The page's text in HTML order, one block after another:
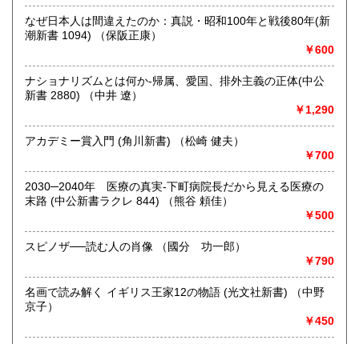
定休日：年中無休
書籍の買取について
不死鳥BOOKSでは、書籍だけでなくCD、DVD、レコード、
ゲーム、おもちゃ、骨董品まであらゆるものの買い取りがで
きます。店主が、日本全国買取にお伺いいたします。お気軽
取り扱い分野
国書、サブカルチャー、古書一般（その他）
オールジャンル
なぜ日本人は間違えたのか：真説・昭和100年と戦後80年(新
潮新書 1094) （保阪正康）
￥600
ナショナリズムとは何か-帰属、愛国、排外主義の正体(中公
新書 2880) （中井 遼）
￥1,290
アカデミー賞入門 (角川新書) （松崎 健夫）
￥700
2030─2040年 医療の真実-下町病院長だから見える医療の
末路 (中公新書ラクレ 844) （熊谷 頼佳）
￥500
スピノザ──読む人の肖像 （國分 功一郎）
￥790
名画で読み解く イギリス王家12の物語 (光文社新書) （中野
京子）
￥450